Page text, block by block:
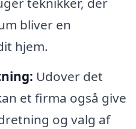
bliver en
hjem.
Udover det
et firma også give
og valg af